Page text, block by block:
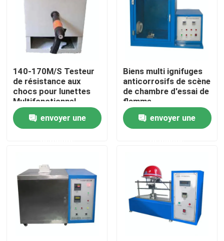
Contrôle de qualité
Nouvelles
Cas
Machine d'essai universelle
machine d'essai environnemental
140-170M/S Testeur
de résistance aux
chocs pour lunettes
Multifonctionnel
Durable
envoyer une
Biens multi ignifuges
anticorrosifs de scène
de chambre d'essai de
flamme
envoyer une